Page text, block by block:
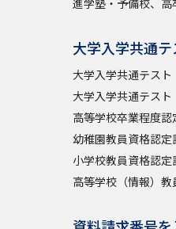
大学入学共通
大学入学共通テスト
大学入学共通テスト
高等学校卒業程度認
幼稚園教員資格認定
小学校教員資格認定
高等学校（情報）